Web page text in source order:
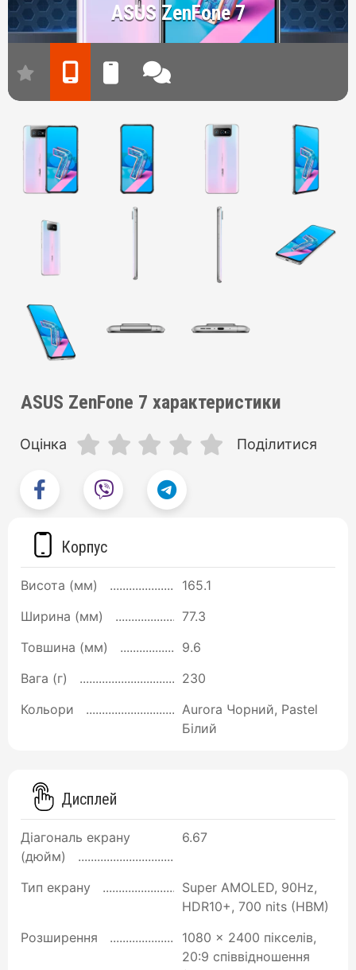
ASUS ZenFone 7
ASUS ZenFone 7 характеристики
Оцінка Поділитися
Корпус
Висота (мм)
165.1
Ширина (мм)
77.3
Товшина (мм)
9.6
Вага (г)
230
Кольори
Aurora Чорний, Pastel
Білий
Дисплей
Діагональ екрану
(дюйм)
6.67
Тип екрану
Super AMOLED, 90Hz,
HDR10+, 700 nits (HBM)
Розширення
1080 x 2400 пікселів,
20:9 співвідношення